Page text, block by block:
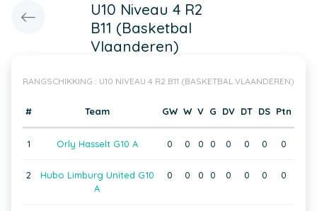
U10 Niveau 4 R2
B11 (Basketbal
Vlaanderen)
RANGSCHIKKING : U10 NIVEAU 4 R2 B11 (BASKETBAL VLAANDEREN)
# Team GW W V G DV DT DS Ptn
1 Orly Hasselt G10 A 0 0 0 0 0 0 0 0
2
Hubo Limburg United G10
A
0 0 0 0 0 0 0 0